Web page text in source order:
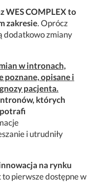
WES COMPLEX to
zakresie. Oprócz
dodatkowo zmiany
w intronach,
poznane, opisane i
pacjenta.
których
i utrudniły
na rynku
to pierwsze dostępne